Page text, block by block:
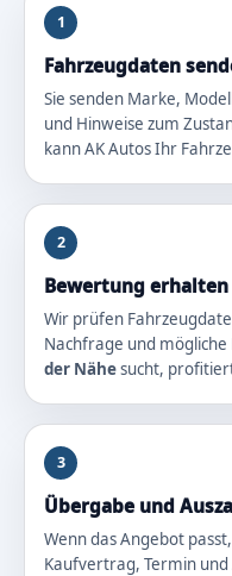
1
Fahrzeugdaten
Sie senden Marke,
und Hinweise zum
kann AK Autos Ihr
2
Bewertung erhalten
Wir prüfen
Nachfrage und
der Nähesucht,
3
Übergabe und
Wenn das Angebot
Kaufvertrag, Termin